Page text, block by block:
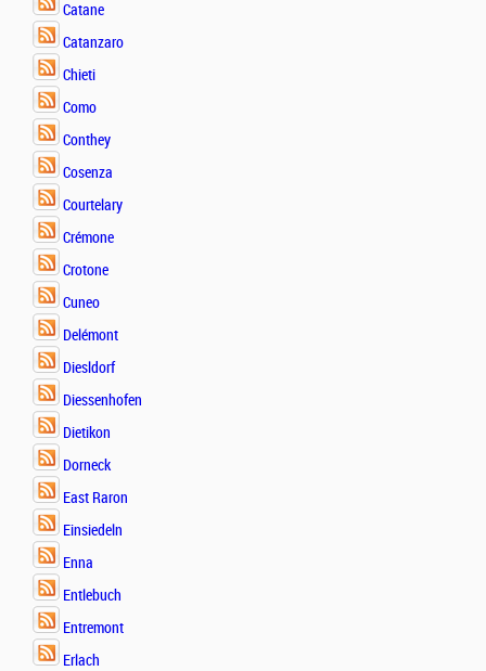
Catane
Catanzaro
Chieti
Como
Conthey
Cosenza
Courtelary
Crémone
Crotone
Cuneo
Delémont
Diesldorf
Diessenhofen
Dietikon
Dorneck
East Raron
Einsiedeln
Enna
Entlebuch
Entremont
Erlach